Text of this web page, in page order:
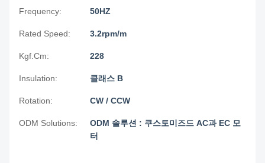
Frequency: 50HZ
Rated Speed: 3.2rpm/m
Kgf.Cm: 228
Insulation: 클래스 B
Rotation: CW / CCW
ODM Solutions:
ODM 솔루션 : 쿠스토미즈드 AC과 EC 모
터